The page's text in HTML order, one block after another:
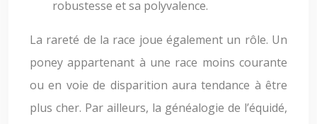
robustesse et sa polyvalence.
La rareté de la race joue également un rôle. Un
poney appartenant à une race moins courante
ou en voie de disparition aura tendance à être
plus cher. Par ailleurs, la généalogie de l’équidé,